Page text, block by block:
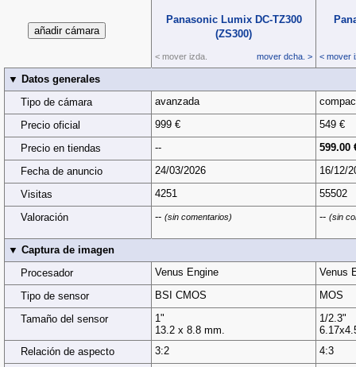
Panasonic Lumix DC‑TZ300
(ZS300)
< mover izda. mover dcha. > < mover
▼ Datos generales
Tipo de cámara
avanzada
Precio oficial
999 €
549 €
Precio en tiendas
--
599.00
Fecha de anuncio
24/03/2026
16/12/
Visitas
4251
55502
Valoración
-- (sin comentarios) -- (sin
▼ Captura de imagen
Procesador
Venus Engine
Venus
Tipo de sensor
BSI CMOS
MOS
Tamaño del sensor
1"
13.2 x 8.8 mm.
1/2.3"
Relación de aspecto
3:2
4:3